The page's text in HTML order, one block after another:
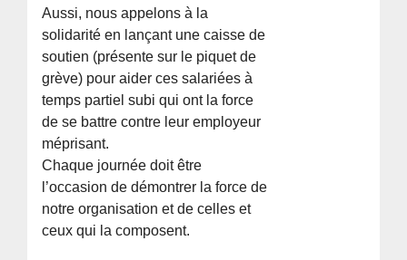
Aussi, nous appelons à la
solidarité en lançant une caisse de
soutien (présente sur le piquet de
grève) pour aider ces salariées à
temps partiel subi qui ont la force
de se battre contre leur employeur
méprisant.
Chaque journée doit être
l’occasion de démontrer la force de
notre organisation et de celles et
ceux qui la composent.